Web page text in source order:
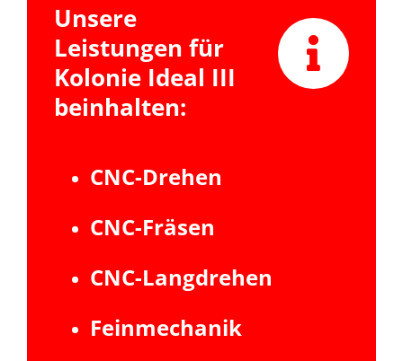
Unsere
Leistungen für
Kolonie Ideal III
beinhalten:
CNC-Drehen
CNC-Fräsen
CNC-Langdrehen
Feinmechanik